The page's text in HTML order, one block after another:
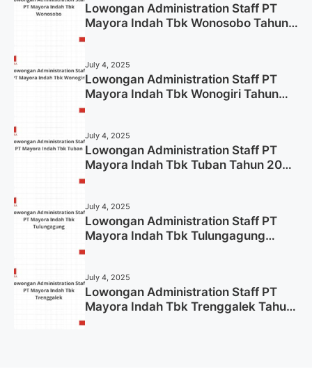
Lowongan Administration Staff PT
Mayora Indah Tbk Wonosobo Tahun
July 4, 2025
Lowongan Administration Staff PT
Mayora Indah Tbk Wonogiri Tahun
July 4, 2025
Lowongan Administration Staff PT
Mayora Indah Tbk Tuban Tahun 2025
July 4, 2025
Lowongan Administration Staff PT
Mayora Indah Tbk Tulungagung
July 4, 2025
Lowongan Administration Staff PT
Mayora Indah Tbk Trenggalek Tahun